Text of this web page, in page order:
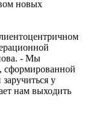
новых
- Мы
сформированной
у
нам выходить